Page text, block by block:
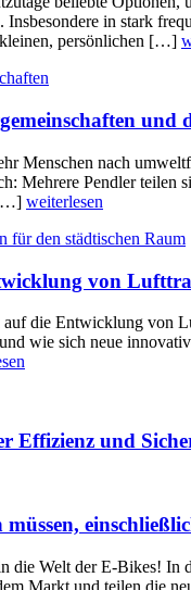
in stark
persönlichen […]
und
Menschen nach
Mehrere Pendler
[…] weiterlesen
von
die Entwicklung von
wie sich neue
Effizienz und
müssen,
die Welt der E-Bikes! In